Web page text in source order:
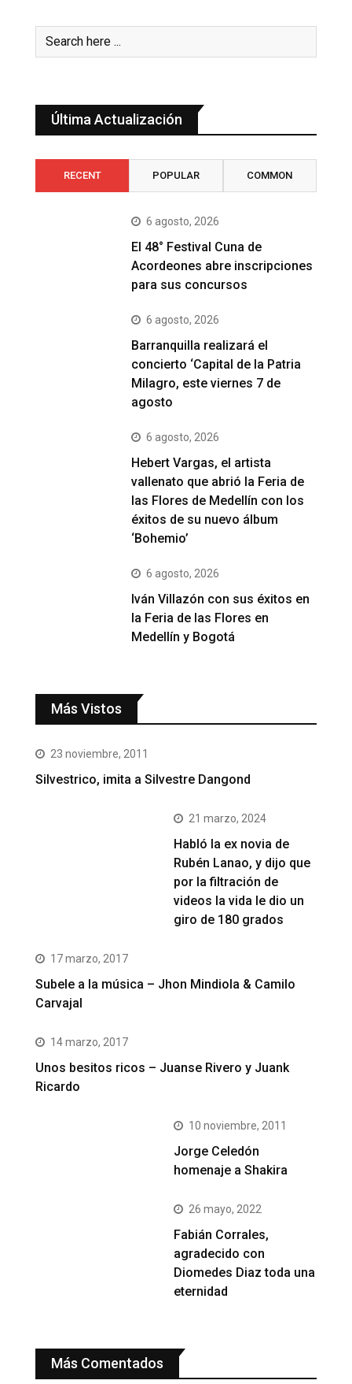
Última Actualización
RECENT POPULAR COMMON
6 agosto, 2026
El 48° Festival Cuna de
Acordeones abre inscripciones
para sus concursos
6 agosto, 2026
Barranquilla realizará el
concierto ‘Capital de la Patria
Milagro, este viernes 7 de
agosto
6 agosto, 2026
Hebert Vargas, el artista
vallenato que abrió la Feria de
las Flores de Medellín con los
éxitos de su nuevo álbum
‘Bohemio’
6 agosto, 2026
Iván Villazón con sus éxitos en
la Feria de las Flores en
Medellín y Bogotá
Más Vistos
23 noviembre, 2011
Silvestrico, imita a Silvestre Dangond
21 marzo, 2024
Habló la ex novia de
Rubén Lanao, y dijo que
por la filtración de
videos la vida le dio un
giro de 180 grados
17 marzo, 2017
Subele a la música – Jhon Mindiola & Camilo
Carvajal
14 marzo, 2017
Unos besitos ricos – Juanse Rivero y Juank
Ricardo
10 noviembre, 2011
Jorge Celedón
homenaje a Shakira
26 mayo, 2022
Fabián Corrales,
agradecido con
Diomedes Diaz toda una
eternidad
Más Comentados